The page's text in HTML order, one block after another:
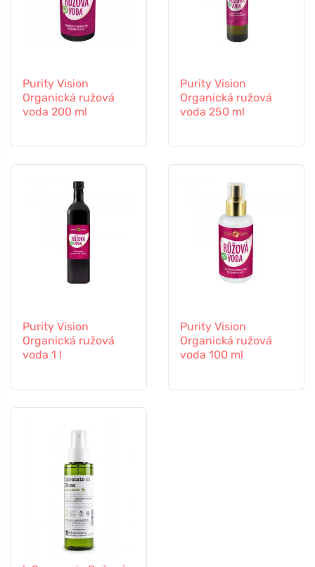
Purity Vision
Organická ružová
voda 200 ml
Purity Vision
Organická ružová
voda 250 ml
Purity Vision
Organická ružová
voda 1 l
Purity Vision
Organická ružová
voda 100 ml